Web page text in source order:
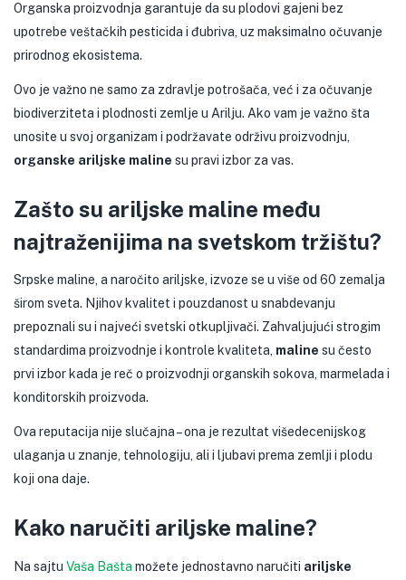
Organska proizvodnja garantuje da su plodovi gajeni bez
upotrebe veštačkih pesticida i đubriva, uz maksimalno očuvanje
prirodnog ekosistema.
Ovo je važno ne samo za zdravlje potrošača, već i za očuvanje
biodiverziteta i plodnosti zemlje u Arilju. Ako vam je važno šta
unosite u svoj organizam i podržavate održivu proizvodnju,
organske ariljske maline su pravi izbor za vas.
Zašto su ariljske maline među
najtraženijima na svetskom tržištu?
Srpske maline, a naročito ariljske, izvoze se u više od 60 zemalja
širom sveta. Njihov kvalitet i pouzdanost u snabdevanju
prepoznali su i najveći svetski otkupljivači. Zahvaljujući strogim
standardima proizvodnje i kontrole kvaliteta, maline su često
prvi izbor kada je reč o proizvodnji organskih sokova, marmelada i
konditorskih proizvoda.
Ova reputacija nije slučajna – ona je rezultat višedecenijskog
ulaganja u znanje, tehnologiju, ali i ljubavi prema zemlji i plodu
koji ona daje.
Kako naručiti ariljske maline?
Na sajtu Vaša Bašta možete jednostavno naručiti ariljske